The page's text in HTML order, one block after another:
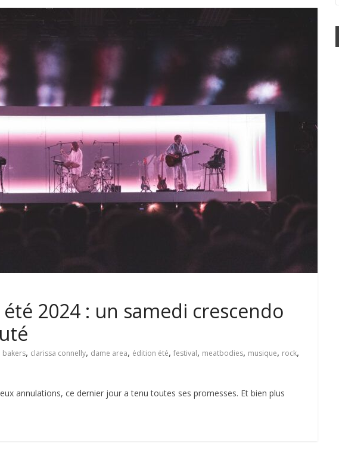
2024 : un samedi crescendo
bakers, clarissa connelly, dame area, édition été, festival, meatbodies, musique, rock,
annulations, ce dernier jour a tenu toutes ses promesses. Et bien plus